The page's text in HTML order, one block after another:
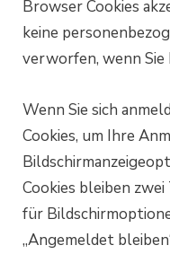
Browser Cookies
keine
verworfen, wenn
Wenn Sie sich
Cookies, um Ihre
Cookies bleiben
für
„Angemeldet